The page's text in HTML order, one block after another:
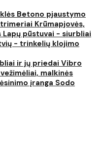
Betono pjaustymo
Krūmapjovės,
Lapų pūstuvai - siurbliai
- trinkelių klojimo
ir jų priedai Vibro
malkinės
įranga Sodo